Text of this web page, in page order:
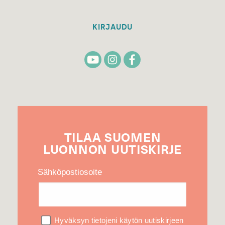
KIRJAUDU
TILAA SUOMEN
LUONNON UUTIS­KIRJE
Sähköpostiosoite
Hyväksyn tietojeni käytön uutiskirjeen